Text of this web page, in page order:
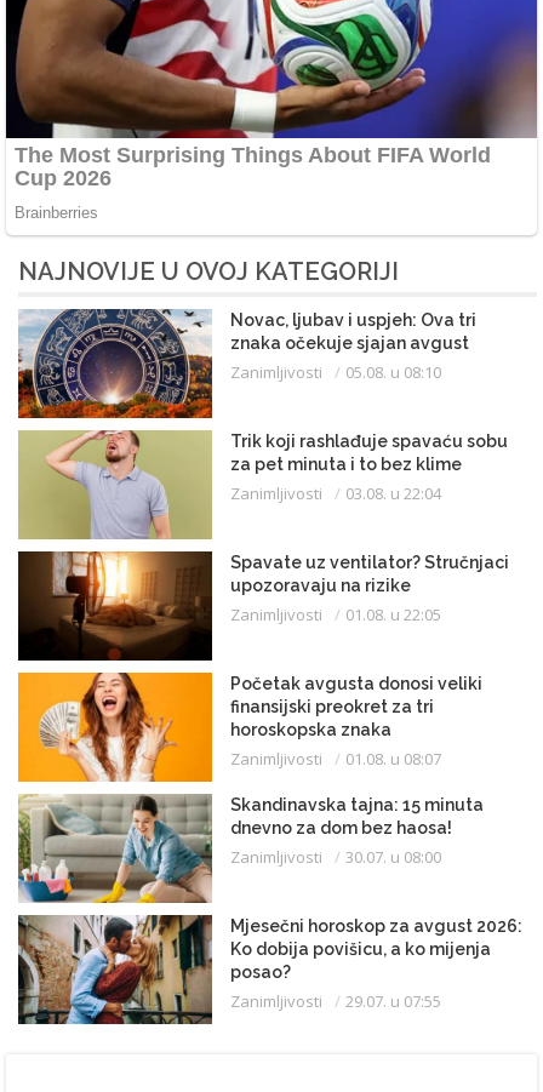
NAJNOVIJE U OVOJ KATEGORIJI
Novac, ljubav i uspjeh: Ova tri
znaka očekuje sjajan avgust
Zanimljivosti 05.08. u 08:10
Trik koji rashlađuje spavaću sobu
za pet minuta i to bez klime
Zanimljivosti 03.08. u 22:04
Spavate uz ventilator? Stručnjaci
upozoravaju na rizike
Zanimljivosti 01.08. u 22:05
Početak avgusta donosi veliki
finansijski preokret za tri
horoskopska znaka
Zanimljivosti 01.08. u 08:07
Skandinavska tajna: 15 minuta
dnevno za dom bez haosa!
Zanimljivosti 30.07. u 08:00
Mjesečni horoskop za avgust 2026:
Ko dobija povišicu, a ko mijenja
posao?
Zanimljivosti 29.07. u 07:55